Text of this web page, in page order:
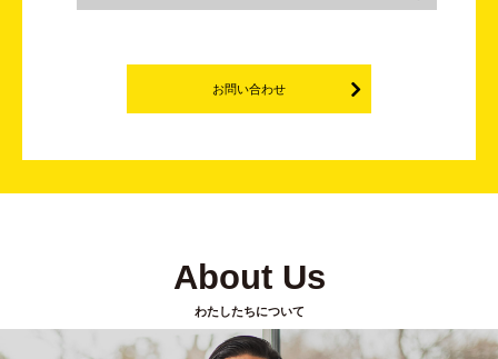
お問い合わせ
About Us
わたしたちについて